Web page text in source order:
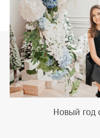
Новый год